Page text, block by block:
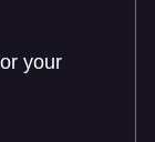
your